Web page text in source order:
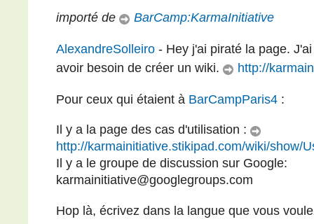
importé de BarCamp:KarmaInitiative
AlexandreSolleiro - Hey j'ai piraté la page.
avoir besoin de créer un wiki.
http://
Pour ceux qui étaient à BarCampParis4 :
Il y a la page des cas d'utilisation :
http://karmainitiative.stikipad.com/wiki/show/
Il y a le groupe de discussion sur Google:
karmainitiative@googlegroups.com
Hop là, écrivez dans la langue que vous